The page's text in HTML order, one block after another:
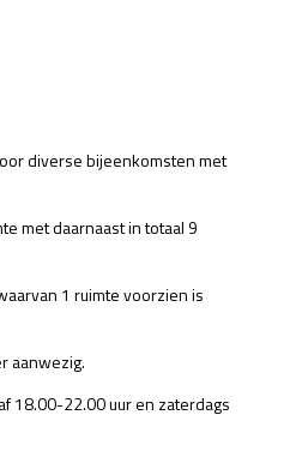
diverse bijeenkomsten met
met daarnaast in totaal 9
1 ruimte voorzien is
aanwezig.
18.00-22.00 uur en zaterdags